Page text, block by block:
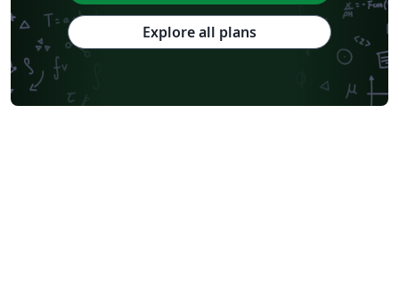
Explore all plans